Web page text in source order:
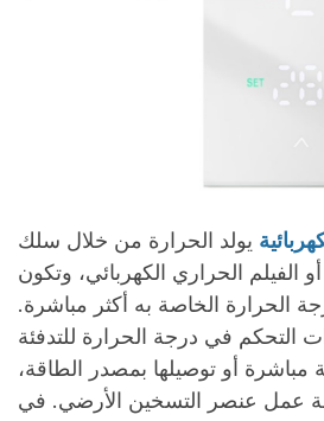
يولد الحرارة من خلال سلك
الفيلم الحراري الكهربائي، وتكون
الحرارة الخاصة به أكثر مباشرة.
التحكم في درجة الحرارة للتدفئة
مباشرة أو توصيلها بمصدر الطاقة،
عمل عنصر التسخين الأرضي. في